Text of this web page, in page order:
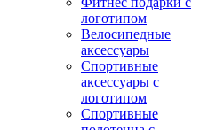
логотипом
Велосипедные
аксессуары
Спортивные
аксессуары с
логотипом
Спортивные